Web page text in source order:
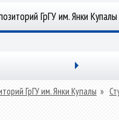
ГрГУ им. Янки Купалы
ГрГУ им. Янки Купалы »